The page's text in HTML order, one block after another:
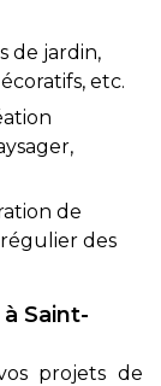
de jardin,
etc.
de
des
Saint-
projets de